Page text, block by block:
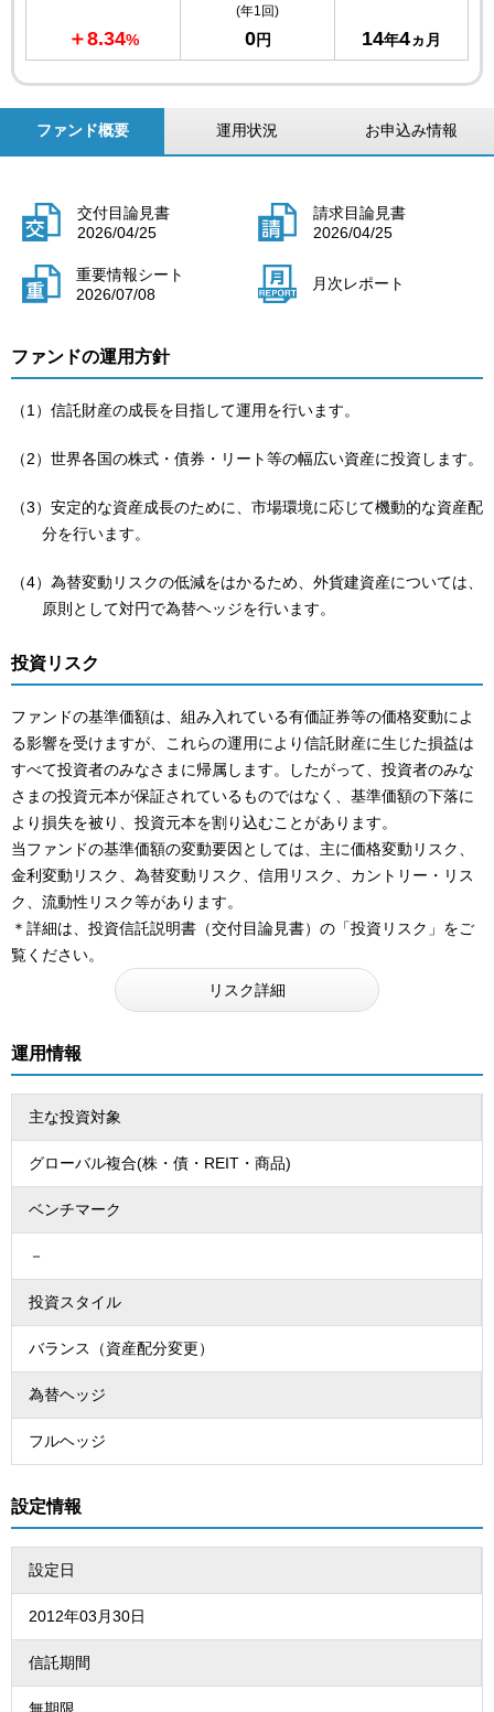
＋8.34%
(年1回)
0円 14年4ヵ月
ファンド概要 運用状況 お申込み情報
交付目論見書
2026/04/25
請求目論見書
2026/04/25
重要情報シート
2026/07/08
月次レポート
ファンドの運用方針
（1）信託財産の成長を目指して運用を行います。
（2）世界各国の株式・債券・リート等の幅広い資産に投資します。
（3）安定的な資産成長のために、市場環境に応じて機動的な資産配
分を行います。
（4）為替変動リスクの低減をはかるため、外貨建資産については、
原則として対円で為替ヘッジを行います。
投資リスク
ファンドの基準価額は、組み入れている有価証券等の価格変動によ
る影響を受けますが、これらの運用により信託財産に生じた損益は
すべて投資者のみなさまに帰属します。したがって、投資者のみな
さまの投資元本が保証されているものではなく、基準価額の下落に
より損失を被り、投資元本を割り込むことがあります。
当ファンドの基準価額の変動要因としては、主に価格変動リスク、
金利変動リスク、為替変動リスク、信用リスク、カントリー・リス
ク、流動性リスク等があります。
＊詳細は、投資信託説明書（交付目論見書）の「投資リスク」をご
覧ください。
リスク詳細
運用情報
主な投資対象
グローバル複合(株・債・REIT・商品)
ベンチマーク
－
投資スタイル
バランス（資産配分変更）
為替ヘッジ
フルヘッジ
設定情報
設定日
2012年03月30日
信託期間
無期限